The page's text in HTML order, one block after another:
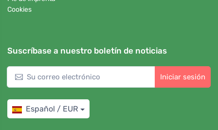
Cookies
Suscríbase a nuestro boletín de noticias
Iniciar sesión
Español / EUR